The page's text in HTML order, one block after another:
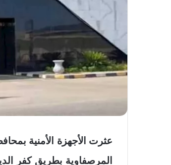
عثرت الأجهزة الأمنية
المرصفاوية بطريق كفر